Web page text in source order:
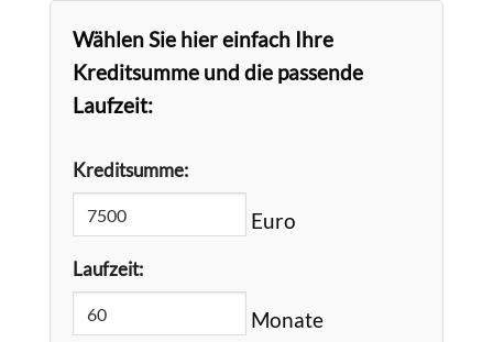
Wählen Sie hier einfach Ihre
Kreditsumme und die passende
Laufzeit:
Kreditsumme:
Euro
Laufzeit:
Monate